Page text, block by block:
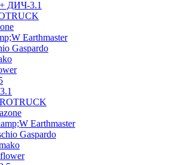
+ ДИЧ-3.1
Earthmaster
Gaspardo
Earthmaster
Gaspardo